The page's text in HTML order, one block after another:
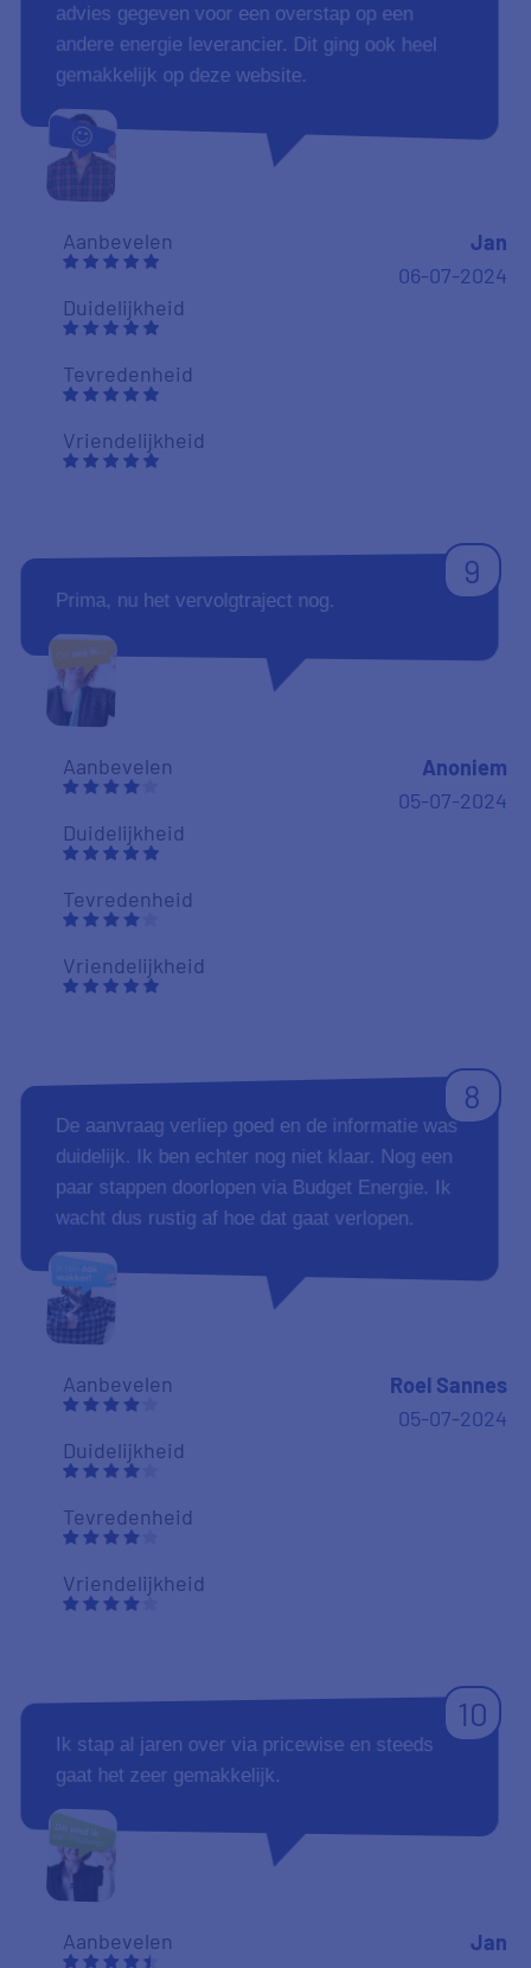
advies gegeven voor een overstap op een
andere energie leverancier. Dit ging ook heel
gemakkelijk op deze website.
Aanbevelen
Duidelijkheid
Tevredenheid
Vriendelijkheid
Jan
06-07-2024
9
Prima, nu het vervolgtraject nog.
Aanbevelen
Duidelijkheid
Tevredenheid
Vriendelijkheid
Anoniem
05-07-2024
8
De aanvraag verliep goed en de informatie was
duidelijk. Ik ben echter nog niet klaar. Nog een
paar stappen doorlopen via Budget Energie. Ik
wacht dus rustig af hoe dat gaat verlopen.
Aanbevelen
Duidelijkheid
Tevredenheid
Vriendelijkheid
Roel Sannes
05-07-2024
10
Ik stap al jaren over via pricewise en steeds
gaat het zeer gemakkelijk.
Aanbevelen
Jan